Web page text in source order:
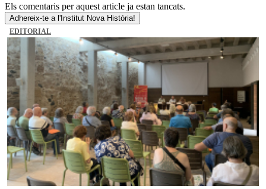
Els comentaris per aquest article ja estan tancats.
Adhereix-te a l'Institut Nova Història!
EDITORIAL